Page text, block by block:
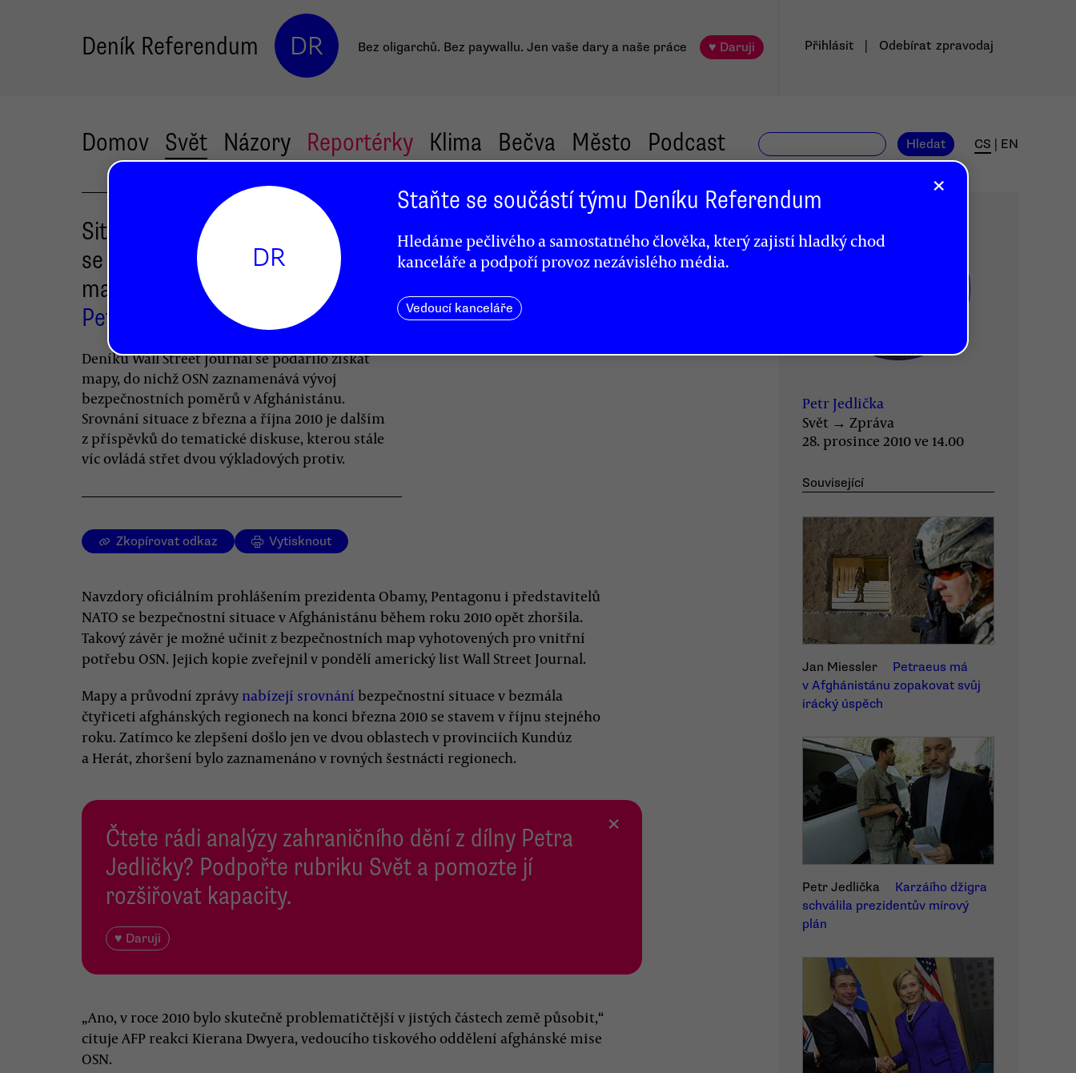
Deník Referendum DR Bez oligarchů. Bez paywallu. Jen vaše dary a naše práce ♥ Daruji Přihlásit Odebírat zpravodaj
Domov Svět Názory Reportérky Klima Bečva Město Podcast Hledat CS EN
Situace v Afghánistánu
se opravdu zhoršuje, ukazují
mapy OSN
Petr Jedlička
Deníku Wall Street Journal se podařilo získat
mapy, do nichž OSN zaznamenává vývoj
bezpečnostních poměrů v Afghánistánu.
Srovnání situace z března a října 2010 je dalším
z příspěvků do tematické diskuse, kterou stále
víc ovládá střet dvou výkladových protiv.
Zkopírovat odkaz Vytisknout
Navzdory oficiálním prohlášením prezidenta Obamy, Pentagonu i představitelů
NATO se bezpečnostní situace v Afghánistánu během roku 2010 opět zhoršila.
Takový závěr je možné učinit z bezpečnostních map vyhotovených pro vnitřní
potřebu OSN. Jejich kopie zveřejnil v pondělí americký list Wall Street Journal.
Mapy a průvodní zprávy nabízejí srovnání bezpečnostní situace v bezmála
čtyřiceti afghánských regionech na konci března 2010 se stavem v říjnu stejného
roku. Zatímco ke zlepšení došlo jen ve dvou oblastech v provinciích Kundúz
a Herát, zhoršení bylo zaznamenáno v rovných šestnácti regionech.
Čtete rádi analýzy zahraničního dění z dílny Petra
Jedličky? Podpořte rubriku Svět a pomozte jí
rozšiřovat kapacity.
♥ Daruji
×
„Ano, v roce 2010 bylo skutečně problematičtější v jistých částech země působit,“
cituje AFP reakci Kierana Dwyera, vedoucího tiskového oddělení afghánské mise
OSN.
Petr Jedlička
Svět → Zpráva
28. prosince 2010 ve 14.00
Související
Jan Miessler
Petraeus má
v Afghánistánu zopakovat svůj
irácký úspěch
Petr Jedlička
Karzáího džigra
schválila prezidentův mírový
plán
×
DR
Staňte se součástí týmu Deníku Referendum
Hledáme pečlivého a samostatného člověka, který zajistí hladký chod
kanceláře a podpoří provoz nezávislého média.
Vedoucí kanceláře